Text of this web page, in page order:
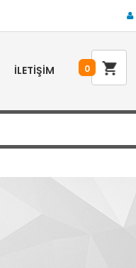
İLETIŞIM 0